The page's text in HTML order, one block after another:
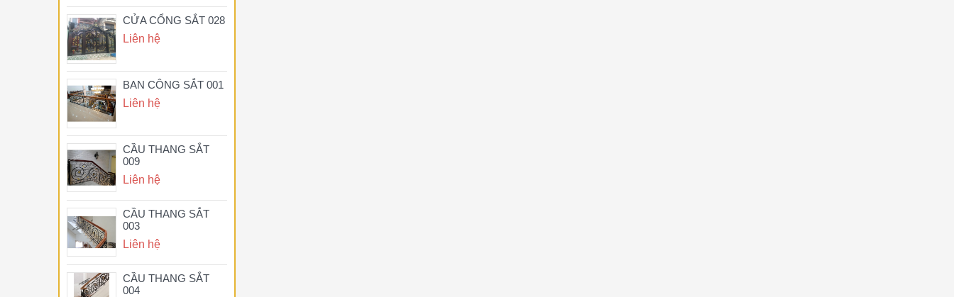
CỬA CỔNG SẮT 028
Liên hệ
BAN CÔNG SẮT 001
Liên hệ
CẦU THANG SẮT
009
Liên hệ
CẦU THANG SẮT
003
Liên hệ
CẦU THANG SẮT
004